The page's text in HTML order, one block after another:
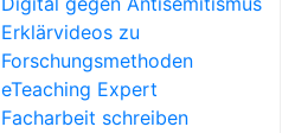
Erklärvideos zu
Forschungsmethoden
eTeaching Expert
Facharbeit schreiben